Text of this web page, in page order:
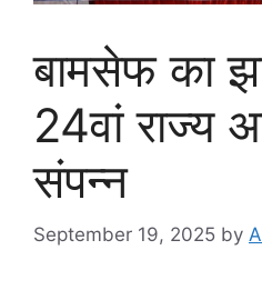
बामसेफ का
24वां राज्य
संपन्न
September 19, 2025 by